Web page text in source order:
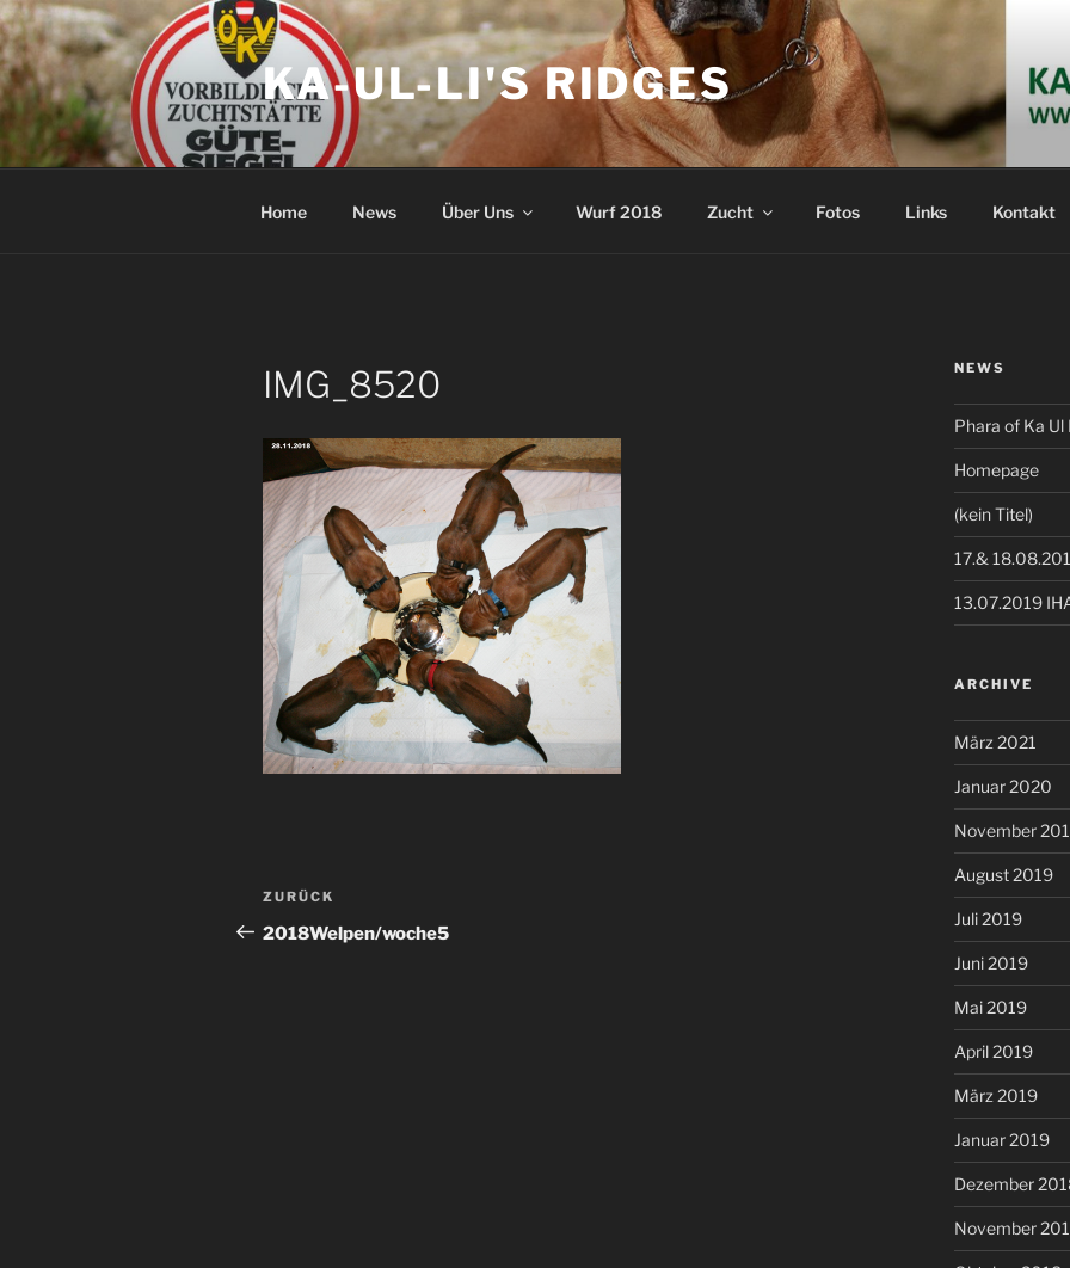
Zum
Inhalt
springen
KA-UL-LI'S RIDGES
Home News Über Uns Wurf 2018 Zucht Fotos Links Kontakt
IMG_8520
Beitragsnavigation
Vorheriger
Beitrag
ZURÜCK
2018Welpen/woche5
NEWS
Phara of Ka Ul
Homepage
(kein Titel)
17.&
13.07.2019
ARCHIVE
März 2021
Januar 2020
November
August 2019
Juli 2019
Juni 2019
Mai 2019
April 2019
März 2019
Januar 2019
Dezember
November